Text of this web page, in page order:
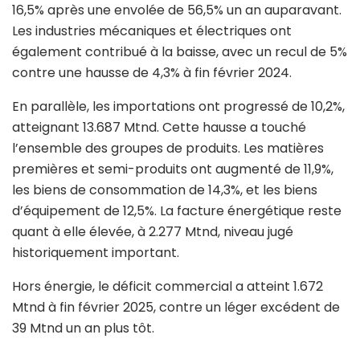
16,5% après une envolée de 56,5% un an auparavant.
Les industries mécaniques et électriques ont
également contribué à la baisse, avec un recul de 5%
contre une hausse de 4,3% à fin février 2024.
En parallèle, les importations ont progressé de 10,2%,
atteignant 13.687 Mtnd. Cette hausse a touché
l’ensemble des groupes de produits. Les matières
premières et semi-produits ont augmenté de 11,9%,
les biens de consommation de 14,3%, et les biens
d’équipement de 12,5%. La facture énergétique reste
quant à elle élevée, à 2.277 Mtnd, niveau jugé
historiquement important.
Hors énergie, le déficit commercial a atteint 1.672
Mtnd à fin février 2025, contre un léger excédent de
39 Mtnd un an plus tôt.